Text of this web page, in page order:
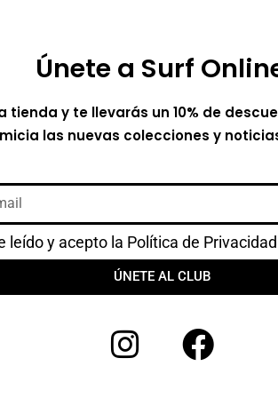
Únete a Surf
tienda y te llevarás un 10% de
las nuevas colecciones y
leído y acepto la Política de
ÚNETE AL CLUB